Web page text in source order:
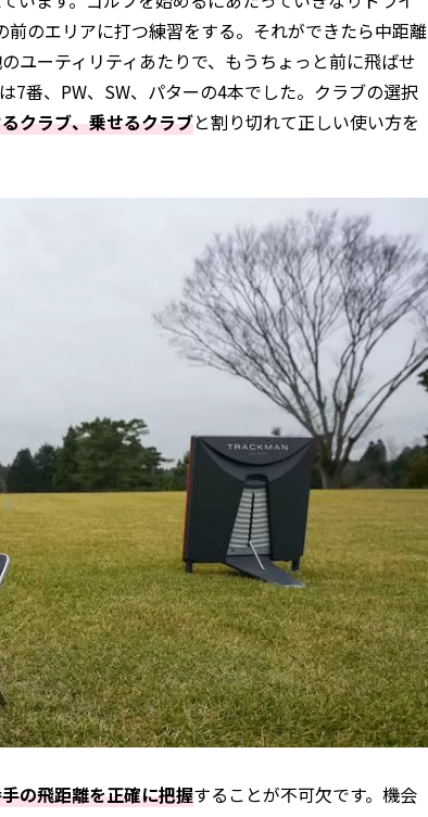
のエリアに打つ練習をする。それができたら中距離
ユーティリティあたりで、もうちょっと前に飛ばせ
7番、PW、SW、パターの4本でした。クラブの選択
クラブ、乗せるクラブと割り切れて正しい使い方を
の飛距離を正確に把握することが不可欠です。機会